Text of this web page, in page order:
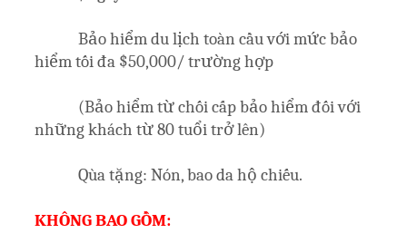
Bảo hiểm du lịch toàn cầu với mức bảo
hiểm tối đa $50,000/ trường hợp
(Bảo hiểm từ chối cấp bảo hiểm đối với
những khách từ 80 tuổi trở lên)
Qùa tặng: Nón, bao da hộ chiếu.
KHÔNG BAO GỒM: